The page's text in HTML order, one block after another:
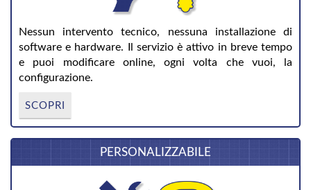
Nessun intervento tecnico, nessuna installazione di
software e hardware. Il servizio è attivo in breve tempo
e puoi modificare online, ogni volta che vuoi, la
configurazione.
SCOPRI
PERSONALIZZABILE